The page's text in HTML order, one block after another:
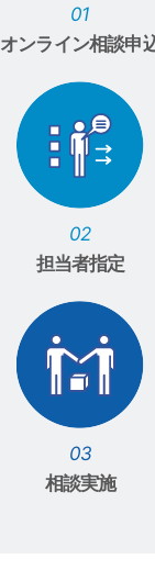
01
オンライン相談申
02
担当者指定
03
相談実施